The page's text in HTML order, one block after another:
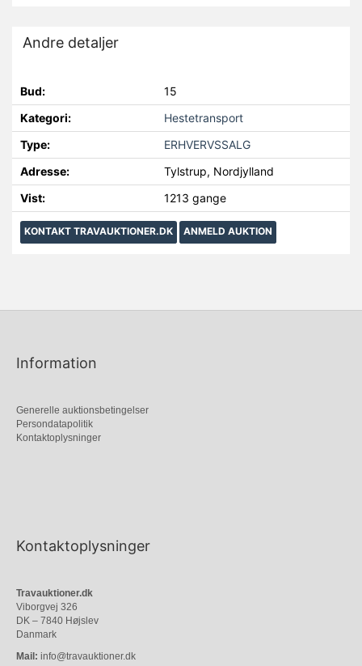
Andre detaljer
Bud:
15
Kategori:
Hestetransport
Type:
ERHVERVSSALG
Adresse:
Tylstrup, Nordjylland
Vist:
1213 gange
KONTAKT TRAVAUKTIONER.DK ANMELD AUKTION
Information
Generelle auktionsbetingelser
Persondatapolitik
Kontaktoplysninger
Kontaktoplysninger
Travauktioner.dk
Viborgvej 326
DK – 7840 Højslev
Danmark
Mail: info@travauktioner.dk